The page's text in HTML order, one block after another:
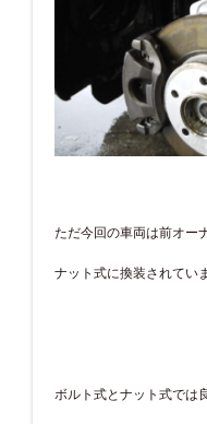
ただ今回の車両は前オー
ナット式に換装されてい
ボルト式とナット式では